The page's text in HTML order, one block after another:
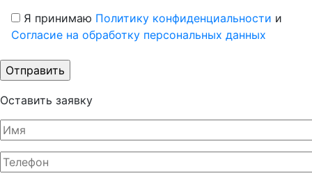
Я принимаю Политику конфиденциальности и
Согласие на обработку персональных данных
Оставить заявку